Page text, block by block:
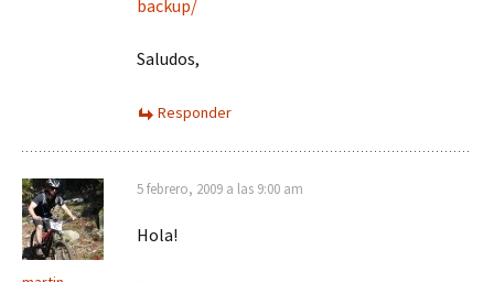
backup/
Saludos,
Responder
5 febrero, 2009 a las 9:00 am
Hola!